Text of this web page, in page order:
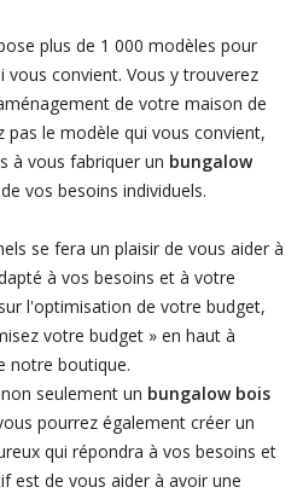
plus de 1 000 modèles pour
vous convient. Vous y trouverez
de votre maison de
pas le modèle qui vous convient,
à vous fabriquer un bungalow
vos besoins individuels.
se fera un plaisir de vous aider à
à vos besoins et à votre
l'optimisation de votre budget,
votre budget » en haut à
notre boutique.
seulement un bungalow bois
pourrez également créer un
qui répondra à vos besoins et
est de vous aider à avoir une